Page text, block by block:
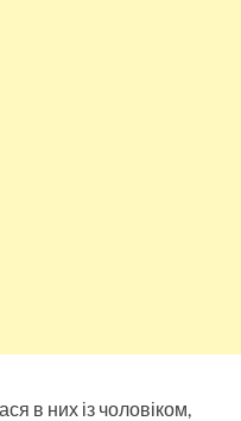
в них із чоловіком,